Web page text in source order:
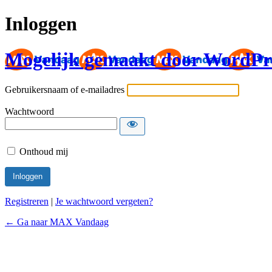
Inloggen
Mogelijk gemaakt door
Gebruikersnaam of e-mailadres
Wachtwoord
Onthoud mij
Registreren | Je wachtwoord vergeten?
← Ga naar MAX Vandaag